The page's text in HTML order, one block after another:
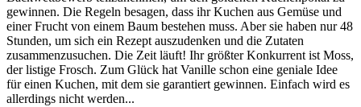
gewinnen. Die Regeln besagen, dass ihr Kuchen aus Gemüse und
einer Frucht von einem Baum bestehen muss. Aber sie haben nur 48
Stunden, um sich ein Rezept auszudenken und die Zutaten
zusammenzusuchen. Die Zeit läuft! Ihr größter Konkurrent ist Moss,
der listige Frosch. Zum Glück hat Vanille schon eine geniale Idee
für einen Kuchen, mit dem sie garantiert gewinnen. Einfach wird es
allerdings nicht werden...